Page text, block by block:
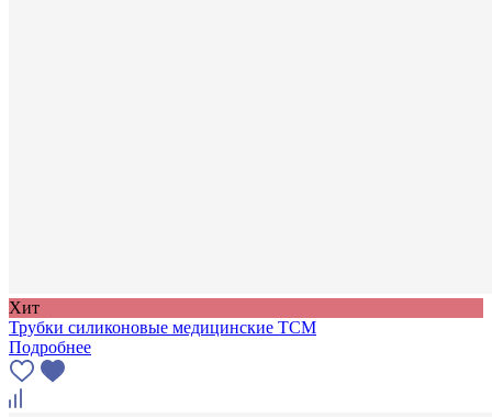
Хит
Трубки силиконовые медицинские ТСМ
Подробнее